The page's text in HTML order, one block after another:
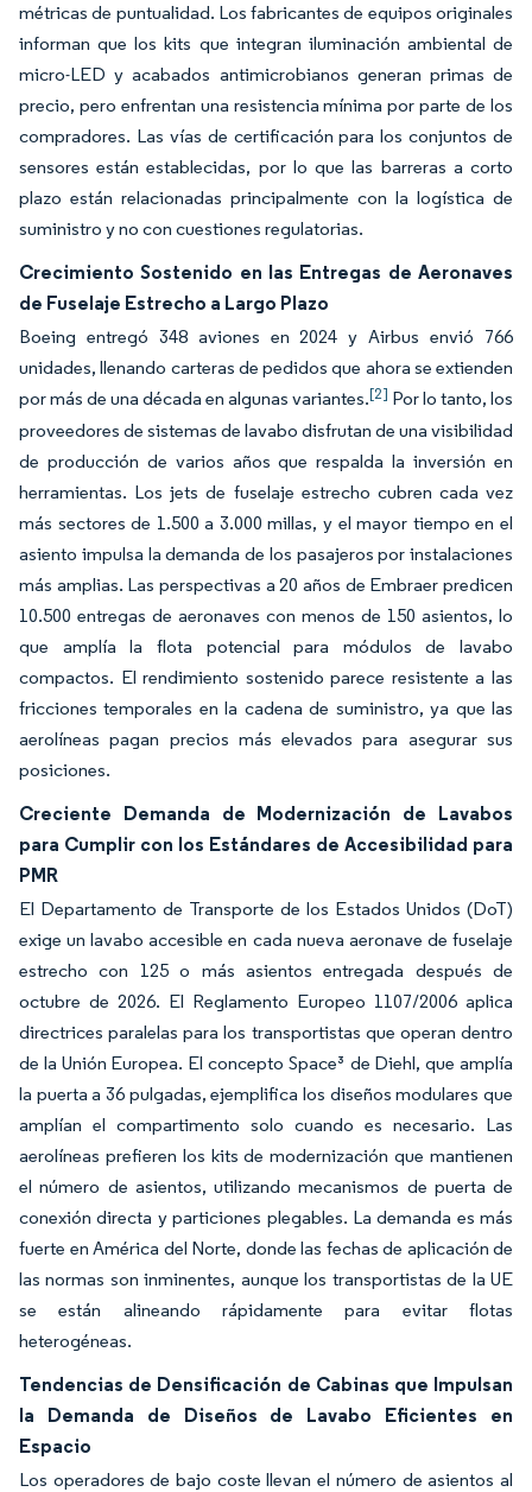
métricas de puntualidad. Los fabricantes de equipos originales
informan que los kits que integran iluminación ambiental de
micro-LED y acabados antimicrobianos generan primas de
precio, pero enfrentan una resistencia mínima por parte de los
compradores. Las vías de certificación para los conjuntos de
sensores están establecidas, por lo que las barreras a corto
plazo están relacionadas principalmente con la logística de
suministro y no con cuestiones regulatorias.
Crecimiento Sostenido en las Entregas de Aeronaves
de Fuselaje Estrecho a Largo Plazo
Boeing entregó 348 aviones en 2024 y Airbus envió 766
unidades, llenando carteras de pedidos que ahora se extienden
por más de una década en algunas variantes.[2] Por lo tanto, los
proveedores de sistemas de lavabo disfrutan de una visibilidad
de producción de varios años que respalda la inversión en
herramientas. Los jets de fuselaje estrecho cubren cada vez
más sectores de 1.500 a 3.000 millas, y el mayor tiempo en el
asiento impulsa la demanda de los pasajeros por instalaciones
más amplias. Las perspectivas a 20 años de Embraer predicen
10.500 entregas de aeronaves con menos de 150 asientos, lo
que amplía la flota potencial para módulos de lavabo
compactos. El rendimiento sostenido parece resistente a las
fricciones temporales en la cadena de suministro, ya que las
aerolíneas pagan precios más elevados para asegurar sus
posiciones.
Creciente Demanda de Modernización de Lavabos
para Cumplir con los Estándares de Accesibilidad para
PMR
El Departamento de Transporte de los Estados Unidos (DoT)
exige un lavabo accesible en cada nueva aeronave de fuselaje
estrecho con 125 o más asientos entregada después de
octubre de 2026. El Reglamento Europeo 1107/2006 aplica
directrices paralelas para los transportistas que operan dentro
de la Unión Europea. El concepto Space³ de Diehl, que amplía
la puerta a 36 pulgadas, ejemplifica los diseños modulares que
amplían el compartimento solo cuando es necesario. Las
aerolíneas prefieren los kits de modernización que mantienen
el número de asientos, utilizando mecanismos de puerta de
conexión directa y particiones plegables. La demanda es más
fuerte en América del Norte, donde las fechas de aplicación de
las normas son inminentes, aunque los transportistas de la UE
se están alineando rápidamente para evitar flotas
heterogéneas.
Tendencias de Densificación de Cabinas que Impulsan
la Demanda de Diseños de Lavabo Eficientes en
Espacio
Los operadores de bajo coste llevan el número de asientos al